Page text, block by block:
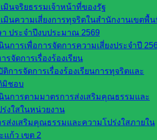
มินจริยธรรมเจ้าหน้าที่ของรัฐ
มินความเสี่ยงการทุจริตในสำนักงานเขตพื้
ประจำปีงบประมาณ 2569
นการเพื่อการจัดการความเสี่ยงประจำปี
รจัดการเรื่องร้องเรียน
การจัดการเรื่องร้องเรียนการทุจริตและ
มิชอบ
นการตามมาตรการส่งเสริมคุณธรรมและ
งใสในหน่วยงาน
ส่งเสริมคุณธรรมและความโปร่งใสภายใน
แก้ว เขต 2